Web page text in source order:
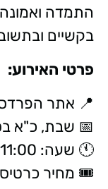
התמדה
בקשיים
פרטי האירוע:
📍 אתר
📅 שבת, כ"א בסיוון
🕚 שעה: 11:00
🎟️ מחיר כרטיס: 40